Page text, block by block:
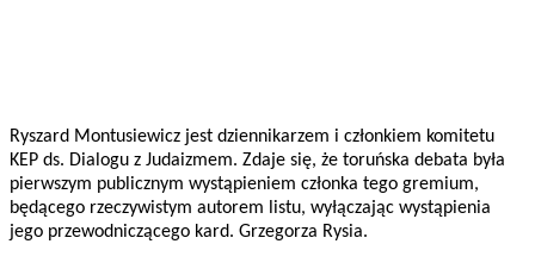
Ryszard Montusiewicz jest dziennikarzem i członkiem komitetu
KEP ds. Dialogu z Judaizmem. Zdaje się, że toruńska debata była
pierwszym publicznym wystąpieniem członka tego gremium,
będącego rzeczywistym autorem listu, wyłączając wystąpienia
jego przewodniczącego kard. Grzegorza Rysia.